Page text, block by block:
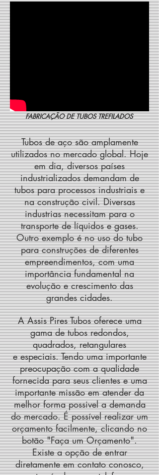
DE TUBOS TREFILADOS
Tubos de aço são amplamente
utilizados no mercado global. Hoje
em dia, diversos países
industrializados demandam de
tubos para processos industriais e
na construção civil. Diversas
industrias necessitam para o
transporte de líquidos e gases.
Outro exemplo é no uso do tubo
para construções de diferentes
empreendimentos, com uma
importância fundamental na
evolução e crescimento das
grandes cidades.
A Assis Pires Tubos oferece uma
gama de tubos redondos,
quadrados, retangulares
e especiais. Tendo uma importante
preocupação com a qualidade
fornecida para seus clientes e uma
importante missão em atender da
melhor forma possivel a demanda
do mercado. É possível realizar um
orçamento facilmente, clicando no
botão "Faça um Orçamento".
Existe a opção de entrar
diretamente em contato conosco,